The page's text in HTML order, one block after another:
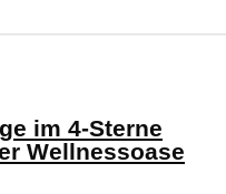
im 4-Sterne
Wellnessoase